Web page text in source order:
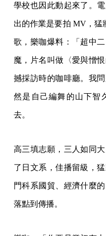
學校也因此動起來了。
出的作業是要拍 MV，猛
歌，樂咖爆料：「超中
魔，片名叫做〈愛與憎
撼採訪時的咖啡廳。我
然是自己編舞的山下智
去。
高三填志願，三人如同
了日文系，佳播留級，
門科系國貿、經濟什麼
落點到傳播。